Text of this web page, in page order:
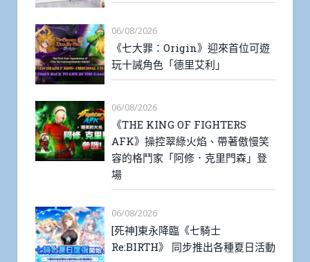
06/08/2026
《七大罪：Origin》迎來首位可遊
玩十誡角色「德里艾利」
06/08/2026
《THE KING OF FIGHTERS
AFK》操控翠綠火焰、帶著傲慢笑
容的格鬥家「阿修．克里門森」登
場
06/08/2026
[死神]東永降臨《七騎士
Re:BIRTH》 同步推出各種夏日活動